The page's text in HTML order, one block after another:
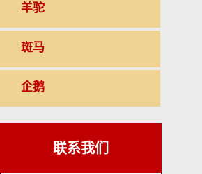
羊驼
斑马
企鹅
联系我们